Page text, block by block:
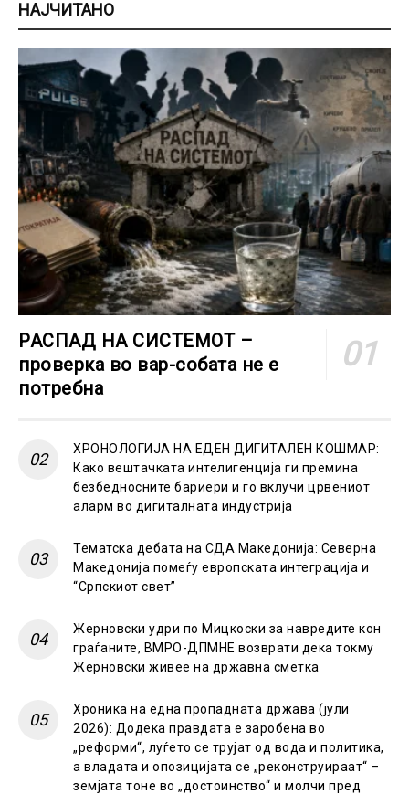
НАЈЧИТАНО
РАСПАД НА СИСТЕМОТ –
проверка во вар-собата не е
потребна
ХРОНОЛОГИЈА НА ЕДЕН ДИГИТАЛЕН КОШМАР:
Како вештачката интелигенција ги премина
безбедносните бариери и го вклучи црвениот
аларм во дигиталната индустрија
Тематска дебата на СДА Македонија: Северна
Македонија помеѓу европската интеграција и
“Српскиот свет”
Жерновски удри по Мицкоски за навредите кон
граѓаните, ВМРО-ДПМНЕ возврати дека токму
Жерновски живее на државна сметка
Хроника на една пропадната држава (јули
2026): Додека правдата е заробена во
„реформи“, луѓето се трујат од вода и политика,
а владата и опозицијата се „реконструираат“ –
земјата тоне во „достоинство“ и молчи пред